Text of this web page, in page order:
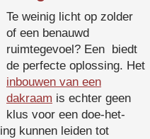
Te weinig licht op zolder
of een benauwd
ruimtegevoel? Een biedt
de perfecte oplossing. Het
inbouwen van een
dakraam is echter geen
klus voor een doe-het-
kunnen leiden tot